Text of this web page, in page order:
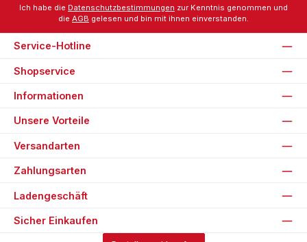
Ich habe die Datenschutzbestimmungen zur Kenntnis genommen und
die AGB gelesen und bin mit ihnen einverstanden.
Service-Hotline
Shopservice
Informationen
Unsere Vorteile
Versandarten
Zahlungsarten
Ladengeschäft
Sicher Einkaufen